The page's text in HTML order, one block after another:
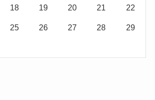
18 19 20 21 22
25 26 27 28 29